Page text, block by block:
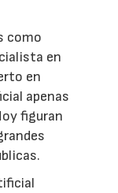
como
en
en
apenas
figuran